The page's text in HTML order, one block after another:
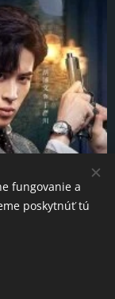
fungovanie a
poskytnúť tú